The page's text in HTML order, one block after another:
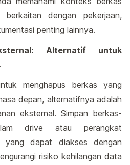
dengan pekerjaan,
penting lainnya.
Alternatif untuk
.
menghapus berkas yang
depan, alternatifnya adalah
eksternal. Simpan berkas-
drive atau perangkat
yang dapat diakses dengan
risiko kehilangan data